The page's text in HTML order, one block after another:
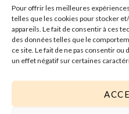
Pour offrir les meilleures
telles que les cookies pour stocker
appareils. Le fait de consentir à ces
des données telles que le
ce site. Le fait de ne pas consentir
un effet négatif sur certaines
Nous gardons vos
partageons qu’avec les
service possible. Lire
pour plus d’informations.